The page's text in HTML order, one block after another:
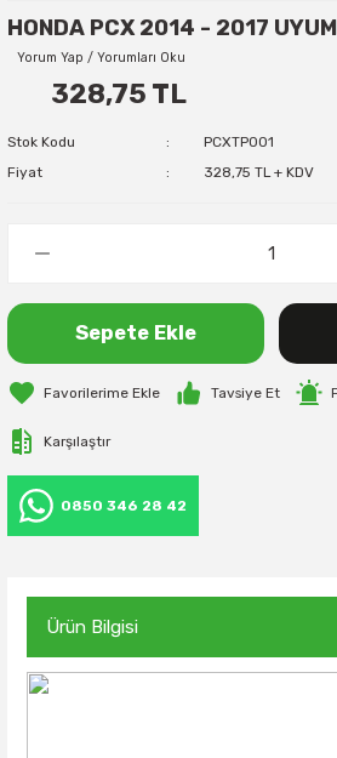
HONDA PCX 2014 - 2017
Yorum Yap / Yorumları Oku
328,75 TL
Stok Kodu
PCXTP001
Fiyat
328,75 TL + KDV
Sepete Ekle
Tavsiye Et
Karşılaştır
0850 346 28 42
Ürün Bilgisi